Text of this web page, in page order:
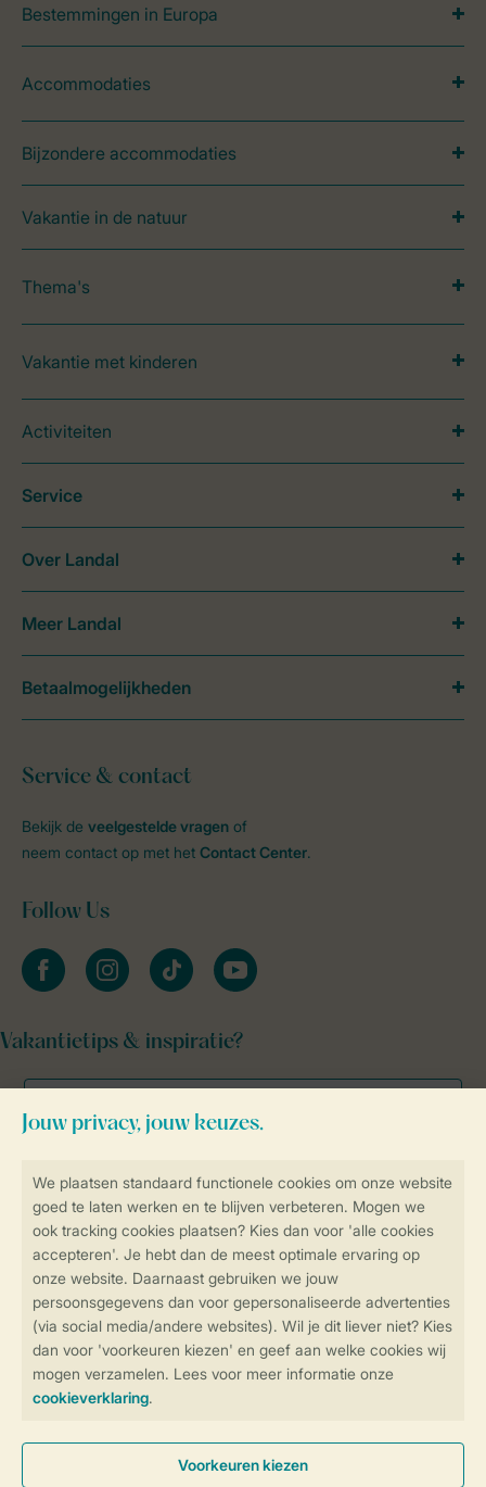
Controle over jouw gegevens &
Instellingen wijzigen
Veilig en snel online boeken
Veilige gegevensoverdracht
Veilige betaling
Bestemmingen in Europa
Accommodaties
Bijzondere accommodaties
Vakantie in de natuur
Thema's
Vakantie met kinderen
Activiteiten
Service & contact
Bekijk de veelgestelde vragen of
neem contact op met het Contact Center.
Follow Us
facebookinstagramtiktok youtube
Vakantietips & inspiratie?
Service
Over Landal
Meer Landal
Betaalmogelijkheden